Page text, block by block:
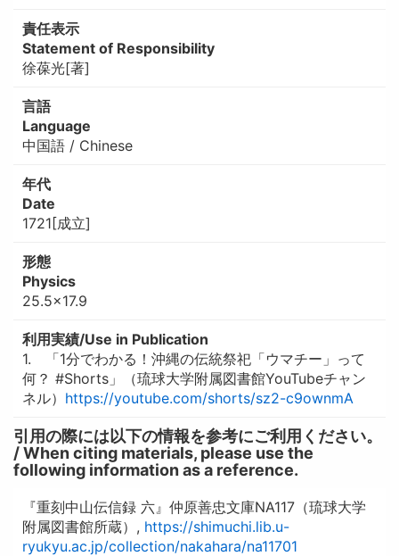
責任表示
Statement of Responsibility
徐葆光[著]
言語
Language
中国語 / Chinese
年代
Date
1721[成立]
形態
Physics
25.5×17.9
利用実績/Use in Publication
1. 「1分でわかる！沖縄の伝統祭祀「ウマチー」って
何？ #Shorts」（琉球大学附属図書館YouTubeチャン
ネル） https://youtube.com/shorts/sz2-c9ownmA
引用の際には以下の情報を参考にご利用ください。
/ When citing materials, please use the
following information as a reference.
『重刻中山伝信録 六』仲原善忠文庫NA117（琉球大学
附属図書館所蔵）, https://shimuchi.lib.u-
ryukyu.ac.jp/collection/nakahara/na11701